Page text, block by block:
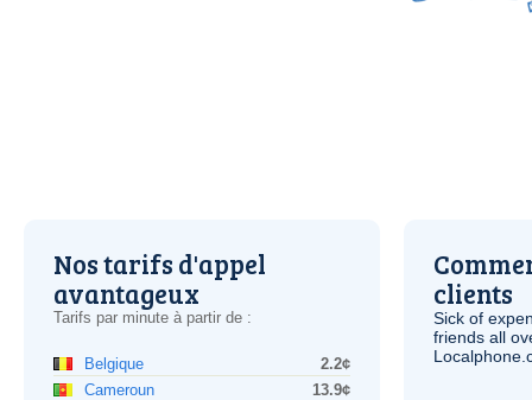
Nos tarifs d'appel
avantageux
Tarifs par minute à partir de :
Belgique
2.2¢
Cameroun
13.9¢
clients
Sick of
friends all